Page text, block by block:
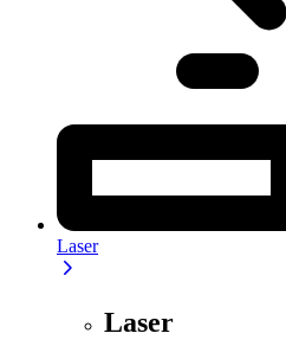
Laser
Laser